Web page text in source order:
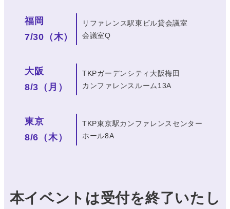
福岡
7/30（木）
リファレンス駅東ビル貸会議室
会議室Q
大阪
8/3（月）
TKPガーデンシティ大阪梅田
カンファレンスルーム13A
東京
8/6（木）
TKP東京駅カンファレンスセンター
ホール8A
本イベントは受付を終了いたし